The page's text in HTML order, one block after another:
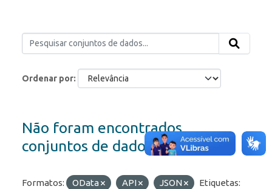
Ordenar por
Não foram encontrados
conjuntos de dados
Formatos: OData API JSON
Etiquetas: